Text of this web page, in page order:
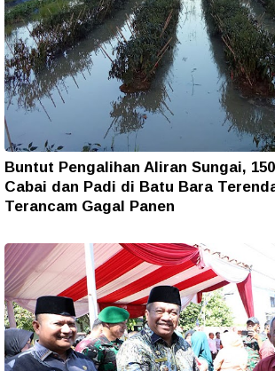
Buntut Pengalihan Aliran Sungai,
Cabai dan Padi di Batu Bara
Terancam Gagal Panen